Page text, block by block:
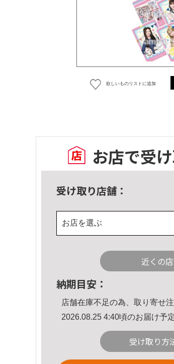
欲しいものリストに追加
お店で受
受け取り店舗：
お店を選ぶ
近くの
納期目安：
店舗在庫不足の為、取り寄せ注
2026.08.25 4:40頃のお届け予定
受け取り方